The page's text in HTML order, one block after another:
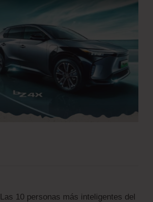
Las 10 personas más inteligentes del